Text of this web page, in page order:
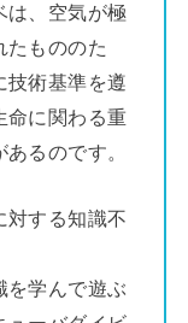
は、空気が極
たもののた
技術基準を遵
命に関わる重
るのです。
対する知識不
を学んで遊ぶ